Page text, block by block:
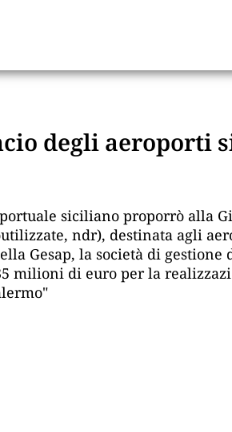
degli aeroporti
siciliano proporrò alla
ndr), destinata agli
Gesap, la società di
milioni di euro per la